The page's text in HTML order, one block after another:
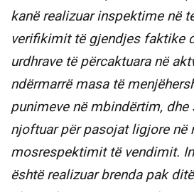
kanë realizuar inspektime në
verifikimit të gjendjes faktike
urdhrave të përcaktuara në
ndërmarrë masa të
punimeve në mbindërtim,
njoftuar për pasojat ligjore në
mosrespektimit të vendimit.
është realizuar brenda pak